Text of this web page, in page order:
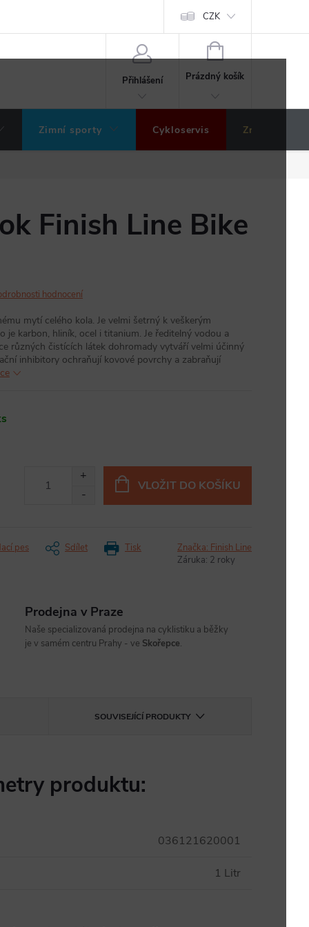
Hodnocení obchodu CZK
Přihlášení
NÁKUPNÍ
KOŠÍK
Prázdný košík
Zimní sporty Cykloservis Značky
Finish Line Bike
hodnocení
mytí celého kola. Je velmi šetrný k veškerým
je karbon, hliník, ocel i titanium. Je ředitelný vodou a
různých čistících látek dohromady vytváří velmi účinný
inhibitory ochraňují kovové povrchy a zabraňují
VLOŽIT DO KOŠÍKU
Tisk
pes Sdílet Značka: Finish Line
Záruka: 2 roky
Prodejna v Praze
Naše specializovaná prodejna na cyklistiku a běžky
je v samém centru Prahy - ve Skořepce.
SOUVISEJÍCÍ PRODUKTY
produktu:
036121620001
1 Litr